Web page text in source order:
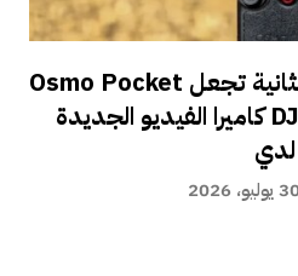
العدسة الثانية تجعل Osmo Pocket
4P من DJI كاميرا الفيديو الجديدة
2026